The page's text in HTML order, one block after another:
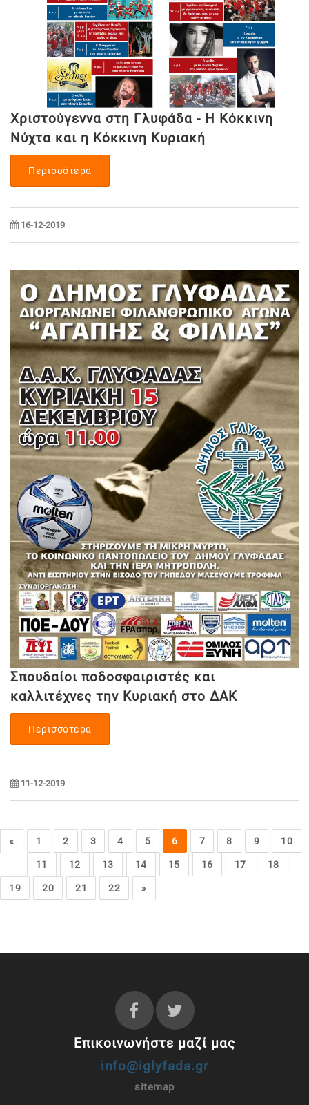
Χριστούγεννα στη Γλυφάδα - Η Κόκκινη
Νύχτα και η Κόκκινη Κυριακή
Περισσότερα
16-12-2019
Σπουδαίοι ποδοσφαιριστές και
καλλιτέχνες την Κυριακή στο ΔΑΚ
Περισσότερα
11-12-2019
« 1 2 3 4 5 6 7 8 9 10
11 12 13 14 15 16 17 18
19 20 21 22 »
Επικοινωνήστε μαζί μας
info@iglyfada.gr
sitemap